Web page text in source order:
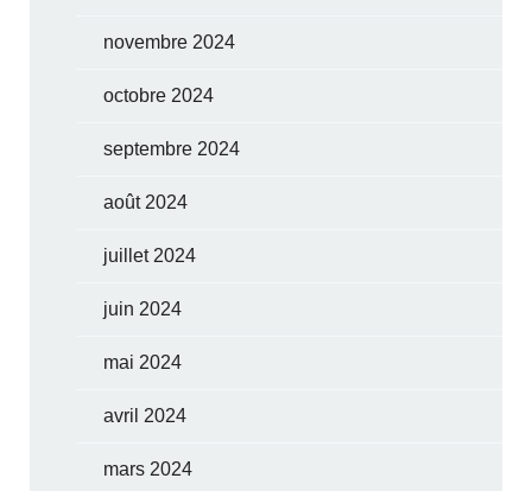
novembre 2024
octobre 2024
septembre 2024
août 2024
juillet 2024
juin 2024
mai 2024
avril 2024
mars 2024